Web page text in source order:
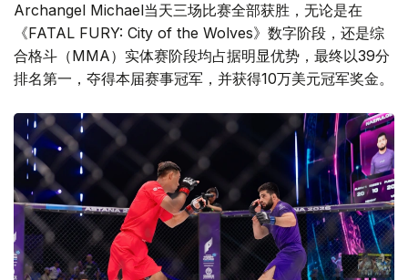
Archangel Michael当天三场比赛全部获胜，无论是在
《FATAL FURY: City of the Wolves》数字阶段，还是综
合格斗（MMA）实体赛阶段均占据明显优势，最终以39分
排名第一，夺得本届赛事冠军，并获得10万美元冠军奖金。